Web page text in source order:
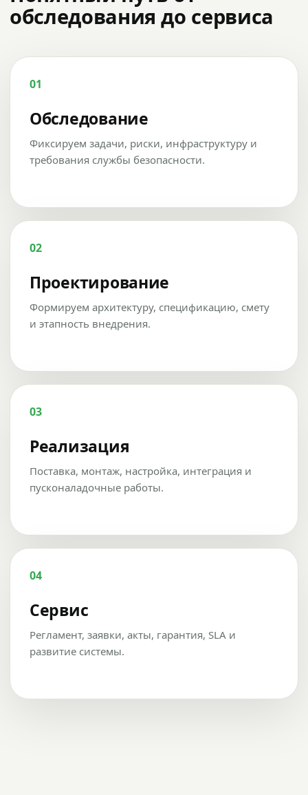
обследования до сервиса
01
Обследование
Фиксируем задачи, риски, инфраструктуру и
требования службы безопасности.
02
Проектирование
Формируем архитектуру, спецификацию, смету
и этапность внедрения.
03
Реализация
Поставка, монтаж, настройка, интеграция и
пусконаладочные работы.
04
Сервис
Регламент, заявки, акты, гарантия, SLA и
развитие системы.